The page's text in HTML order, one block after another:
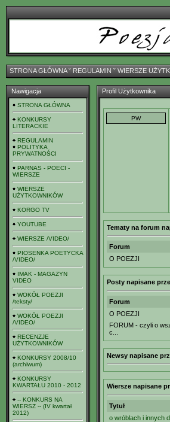
STRONA GŁÓWNAˇ REGULAMIN ˇ WIERSZE
Nawigacja
STRONA GŁÓWNA
KONKURSY
LITERACKIE
REGULAMIN
POLITYKA
PRYWATNOŚCI
PARNAS - POECI -
WIERSZE
WIERSZE
UŻYTKOWNIKÓW
KORGO TV
YOUTUBE
WIERSZE /VIDEO/
PIOSENKA POETYCKA
/VIDEO/
IMAK - MAGAZYN
VIDEO
WOKÓŁ POEZJI
/teksty/
WOKÓŁ POEZJI
/VIDEO/
RECENZJE
UŻYTKOWNIKÓW
KONKURSY 2008/10
(archiwum)
KONKURSY
KWARTAŁU 2010 - 2012
-- KONKURS NA
WIERSZ -- (IV kwartał
2012)
Profil Użytkownika
Tematy na forum
Forum
O POEZJI
Posty napisane
Forum
O POEZJI
FORUM - czyli o
c...
Newsy napisane
Wiersze napisane
Tytuł
o wróblach i innych